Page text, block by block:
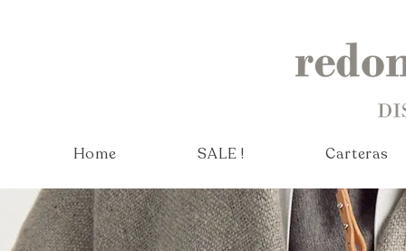
Home SALE ! Carteras